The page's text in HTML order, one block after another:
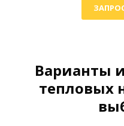
Варианты
тепловых